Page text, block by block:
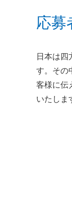
応募
日本は四
す。その
客様に伝
いたしま